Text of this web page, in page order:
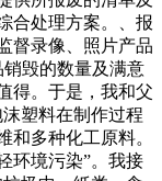
合处理方案。、报
督录像、照片产品
毁的数量及满意
得。于是，我和父
塑料在制作过程
和多种化工原料。
环境污染”。我接